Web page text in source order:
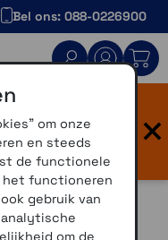
Bel ons: 088-0226900
heeft
vertrouwde
jasje.
×
>Overig
adapter
om onze
en steeds
de functionele
het functioneren
gebruik van
om de